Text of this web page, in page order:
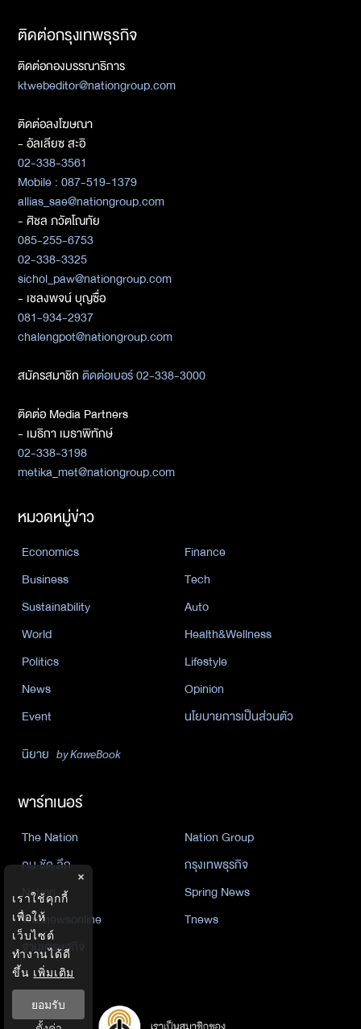
ติดต่อกรุงเทพธุรกิจ
ติดต่อกองบรรณาธิการ
ktwebeditor@nationgroup.com
ติดต่อลงโฆษณา
- อัลเลียซ สะอิ
02-338-3561
Mobile : 087-519-1379
allias_sae@nationgroup.com
- ศิชล ภวัตโณทัย
085-255-6753
02-338-3325
sichol_paw@nationgroup.com
- เชลงพจน์ บุญซื่อ
081-934-2937
chalengpot@nationgroup.com
สมัครสมาชิกติดต่อเบอร์ 02-338-3000
ติดต่อ Media Partners
- เมธิกา เมธาพิทักษ์
02-338-3198
metika_met@nationgroup.com
หมวดหมู่ข่าว
Economics
Finance
Business
Tech
Sustainability
Auto
World
Health&Wellness
Politics
Lifestyle
News
Opinion
Event
นโยบายการเป็นส่วนตัว
นิยาย by KaweBook
พาร์ทเนอร์
The Nation
Nation Group
คม ชัด ลึก
กรุงเทพธุรกิจ
Nation
Spring News
Thainewsonline
Tnews
ฐานเศรษฐกิจ
×
เราใช้คุกกี้
เพื่อให้
เว็บไซต์
ทำงานได้ดี
ขึ้น เพิ่มเติม
ยอมรับ